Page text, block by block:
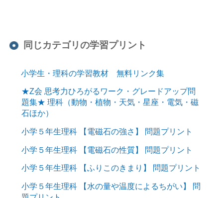
同じカテゴリの学習プリント
小学生・理科の学習教材 無料リンク集
★Z会 思考力ひろがるワーク・グレードアップ問
題集★ 理科（動物・植物・天気・星座・電気・磁
石ほか）
小学５年生理科 【電磁石の強さ】 問題プリント
小学５年生理科 【電磁石の性質】 問題プリント
小学５年生理科 【ふりこのきまり】 問題プリント
小学５年生理科 【水の量や温度によるちがい】 問